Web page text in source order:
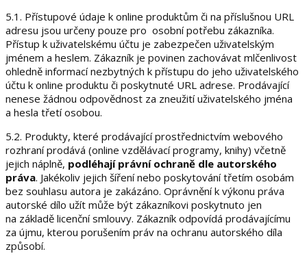
5.1. Přístupové údaje k online produktům či na příslušnou URL
adresu jsou určeny pouze pro osobní potřebu zákazníka.
Přístup k uživatelskému účtu je zabezpečen uživatelským
jménem a heslem. Zákazník je povinen zachovávat mlčenlivost
ohledně informací nezbytných k přístupu do jeho uživatelského
účtu k online produktu či poskytnuté URL adrese. Prodávající
nenese žádnou odpovědnost za zneužití uživatelského jména
a hesla třetí osobou.
5.2. Produkty, které prodávající prostřednictvím webového
rozhraní prodává (online vzdělávací programy, knihy) včetně
jejich náplně, podléhají právní ochraně dle autorského
práva. Jakékoliv jejich šíření nebo poskytování třetím osobám
bez souhlasu autora je zakázáno. Oprávnění k výkonu práva
autorské dílo užít může být zákazníkovi poskytnuto jen
na základě licenční smlouvy. Zákazník odpovídá prodávajícímu
za újmu, kterou porušením práv na ochranu autorského díla
způsobí.